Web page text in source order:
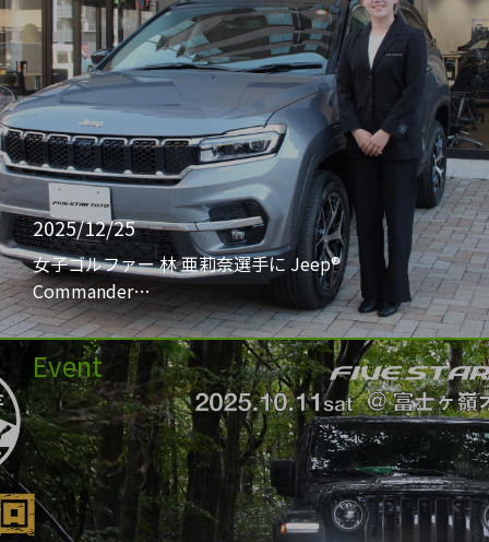
2025/12/25
女子ゴルファー 林 亜莉奈選手に Jeep®
Commander…
Event